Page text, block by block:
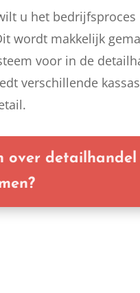
u het bedrijfsproces
wordt makkelijk
voor in de
verschillende
over detailhandel